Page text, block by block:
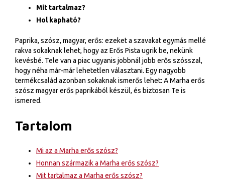
Mit tartalmaz?
Hol kapható?
Paprika, szósz, magyar, erős: ezeket a szavakat egymás mellé
rakva sokaknak lehet, hogy az Erős Pista ugrik be, nekünk
kevésbé. Tele van a piac ugyanis jobbnál jobb erős szósszal,
hogy néha már-már lehetetlen választani. Egy nagyobb
termékcsalád azonban sokaknak ismerős lehet: A Marha erős
szósz magyar erős paprikából készül, és biztosan Te is
ismered.
Tartalom
Mi az a Marha erős szósz?
Honnan származik a Marha erős szósz?
Mit tartalmaz a Marha erős szósz?